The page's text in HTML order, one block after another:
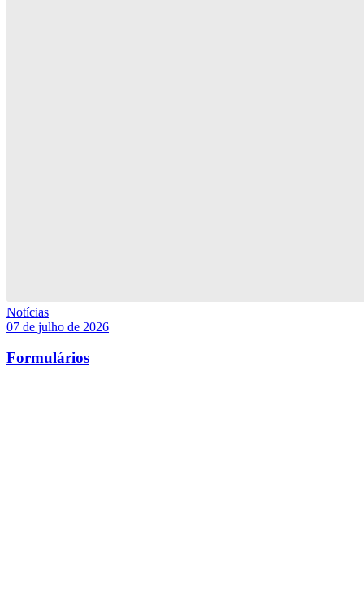
Notícias
07 de julho de 2026
Formulários